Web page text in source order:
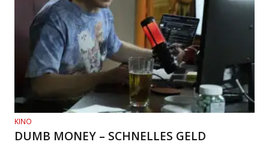
KINO
DUMB MONEY – SCHNELLES GELD